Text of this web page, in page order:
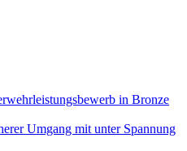
in Bronze
Umgang mit unter Spannung